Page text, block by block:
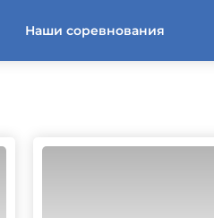
Наши соревнования